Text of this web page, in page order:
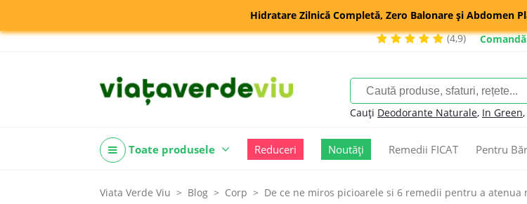
Hidratare Zilnică Completă, Zero Balonare și Abdomen
(4,9)
Cauți Deodorante Naturale, In Green,
Toate produsele Reduceri Noutăți Remedii FICAT Pentru
Viata Verde Viu Blog Corp De ce ne miros picioarele si 6 remedii pentru a atenua